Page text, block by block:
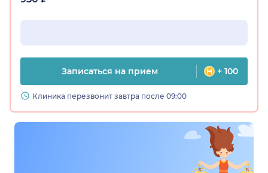
Записаться на прием + 100
Клиника перезвонит завтра после 09:00